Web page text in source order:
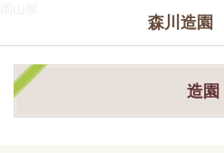
森川造園
造園